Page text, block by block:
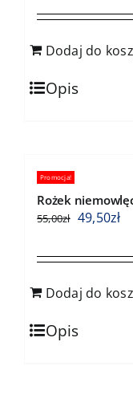
Dodaj do
Opis
Promocja!
Rożek
55,00zł 49,50zł
Dodaj do
Opis